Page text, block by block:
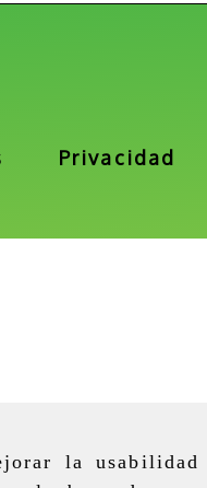
la usabilidad
Privacidad